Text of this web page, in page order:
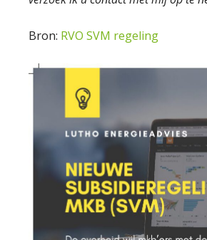
Bron: RVO SVM regeling